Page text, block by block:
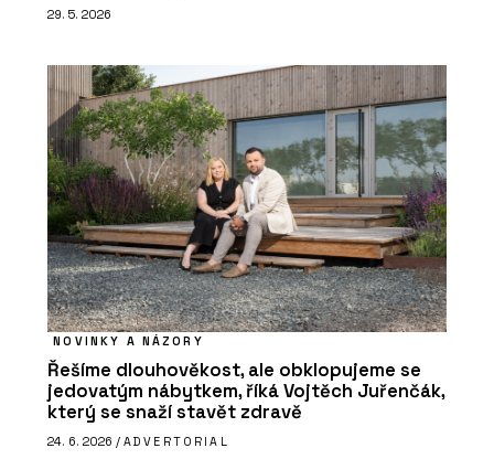
29. 5. 2026
NOVINKY A NÁZORY
Řešíme dlouhověkost, ale obklopujeme se
jedovatým nábytkem, říká Vojtěch Juřenčák,
který se snaží stavět zdravě
24. 6. 2026 / ADVERTORIAL